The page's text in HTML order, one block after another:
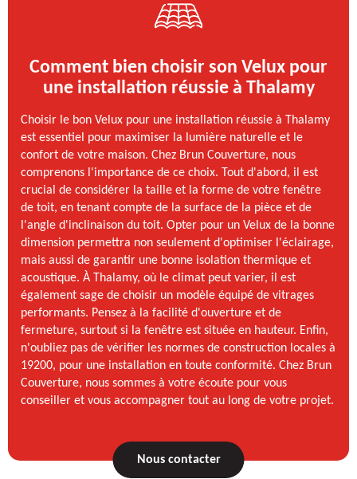
Comment bien choisir son Velux pour
une installation réussie à Thalamy
Choisir le bon Velux pour une installation réussie à Thalamy
est essentiel pour maximiser la lumière naturelle et le
confort de votre maison. Chez Brun Couverture, nous
comprenons l'importance de ce choix. Tout d'abord, il est
crucial de considérer la taille et la forme de votre fenêtre
de toit, en tenant compte de la surface de la pièce et de
l'angle d'inclinaison du toit. Opter pour un Velux de la bonne
dimension permettra non seulement d'optimiser l'éclairage,
mais aussi de garantir une bonne isolation thermique et
acoustique. À Thalamy, où le climat peut varier, il est
également sage de choisir un modèle équipé de vitrages
performants. Pensez à la facilité d'ouverture et de
fermeture, surtout si la fenêtre est située en hauteur. Enfin,
n'oubliez pas de vérifier les normes de construction locales à
19200, pour une installation en toute conformité. Chez Brun
Couverture, nous sommes à votre écoute pour vous
conseiller et vous accompagner tout au long de votre projet.
Nous contacter